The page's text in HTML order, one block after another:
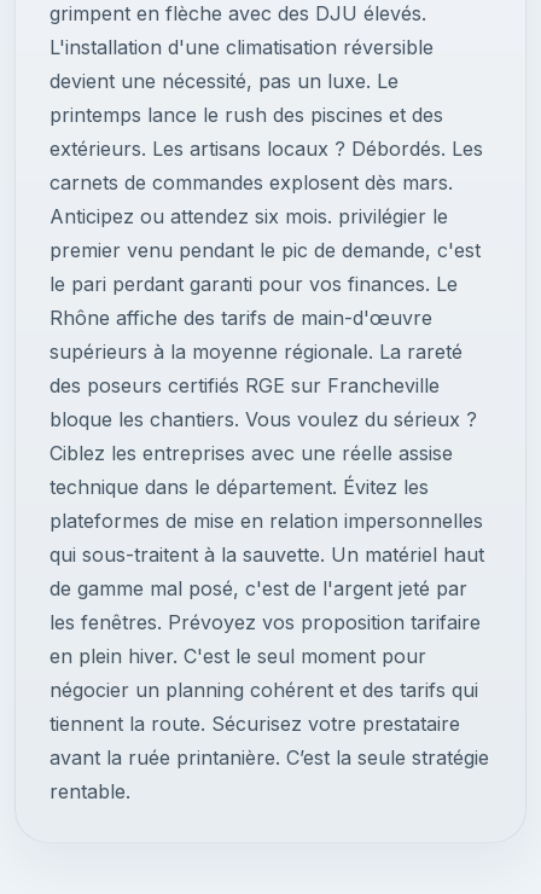
grimpent en flèche avec des DJU élevés.
L'installation d'une climatisation réversible
devient une nécessité, pas un luxe. Le
printemps lance le rush des piscines et des
extérieurs. Les artisans locaux ? Débordés. Les
carnets de commandes explosent dès mars.
Anticipez ou attendez six mois. privilégier le
premier venu pendant le pic de demande, c'est
le pari perdant garanti pour vos finances. Le
Rhône affiche des tarifs de main-d'œuvre
supérieurs à la moyenne régionale. La rareté
des poseurs certifiés RGE sur Francheville
bloque les chantiers. Vous voulez du sérieux ?
Ciblez les entreprises avec une réelle assise
technique dans le département. Évitez les
plateformes de mise en relation impersonnelles
qui sous-traitent à la sauvette. Un matériel haut
de gamme mal posé, c'est de l'argent jeté par
les fenêtres. Prévoyez vos proposition tarifaire
en plein hiver. C'est le seul moment pour
négocier un planning cohérent et des tarifs qui
tiennent la route. Sécurisez votre prestataire
avant la ruée printanière. C’est la seule stratégie
rentable.